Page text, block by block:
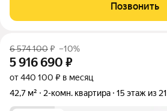
многообразие планировок, квартиры с
Позвонить
6 574 100₽ –10%
5 916 690 ₽
от 440 100 ₽ в месяц
42,7 м²
2-комн. квартира 15 этаж из 21